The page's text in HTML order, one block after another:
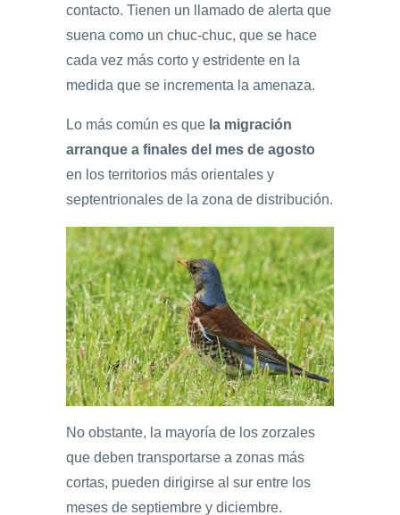
contacto. Tienen un llamado de alerta que
suena como un chuc-chuc, que se hace
cada vez más corto y estridente en la
medida que se incrementa la amenaza.
Lo más común es que la migración
arranque a finales del mes de agosto
en los territorios más orientales y
septentrionales de la zona de distribución.
No obstante, la mayoría de los zorzales
que deben transportarse a zonas más
cortas, pueden dirigirse al sur entre los
meses de septiembre y diciembre.